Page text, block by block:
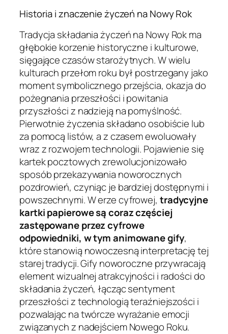
Historia i znaczenie życzeń na Nowy Rok
Tradycja składania życzeń na Nowy Rok ma
głębokie korzenie historyczne i kulturowe,
sięgające czasów starożytnych. W wielu
kulturach przełom roku był postrzegany jako
moment symbolicznego przejścia, okazja do
pożegnania przeszłości i powitania
przyszłości z nadzieją na pomyślność.
Pierwotnie życzenia składano osobiście lub
za pomocą listów, a z czasem ewoluowały
wraz z rozwojem technologii. Pojawienie się
kartek pocztowych zrewolucjonizowało
sposób przekazywania noworocznych
pozdrowień, czyniąc je bardziej dostępnymi i
powszechnymi. W erze cyfrowej, tradycyjne
kartki papierowe są coraz częściej
zastępowane przez cyfrowe
odpowiedniki, w tym animowane gify,
które stanowią nowoczesną interpretację tej
starej tradycji. Gify noworoczne przywracają
element wizualnej atrakcyjności i radości do
składania życzeń, łącząc sentyment
przeszłości z technologią teraźniejszości i
pozwalając na twórcze wyrażanie emocji
związanych z nadejściem Nowego Roku.